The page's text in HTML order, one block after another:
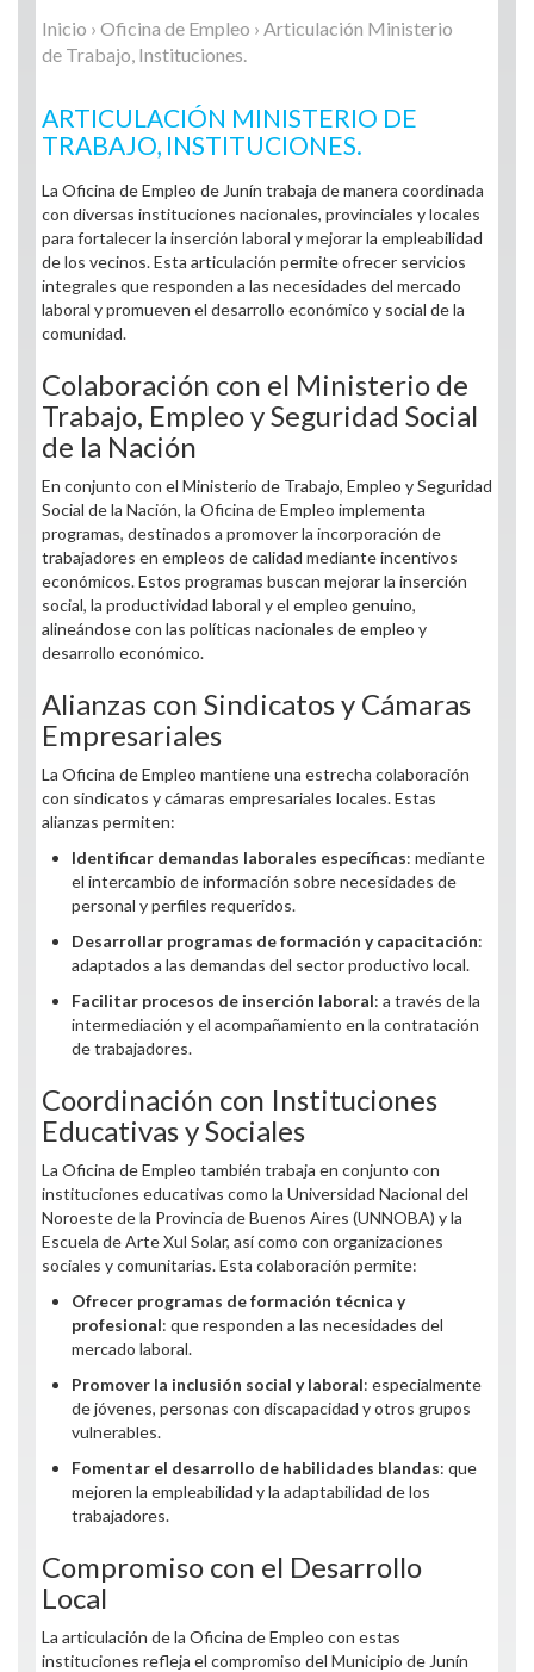
Inicio › Oficina de Empleo › Articulación Ministerio
de Trabajo, Instituciones.
ARTICULACIÓN MINISTERIO DE
TRABAJO, INSTITUCIONES.
La Oficina de Empleo de Junín trabaja de manera coordinada
con diversas instituciones nacionales, provinciales y locales
para fortalecer la inserción laboral y mejorar la empleabilidad
de los vecinos. Esta articulación permite ofrecer servicios
integrales que responden a las necesidades del mercado
laboral y promueven el desarrollo económico y social de la
comunidad.
Colaboración con el Ministerio de
Trabajo, Empleo y Seguridad Social
de la Nación
En conjunto con el Ministerio de Trabajo, Empleo y Seguridad
Social de la Nación, la Oficina de Empleo implementa
programas, destinados a promover la incorporación de
trabajadores en empleos de calidad mediante incentivos
económicos. Estos programas buscan mejorar la inserción
social, la productividad laboral y el empleo genuino,
alineándose con las políticas nacionales de empleo y
desarrollo económico.
Alianzas con Sindicatos y Cámaras
Empresariales
La Oficina de Empleo mantiene una estrecha colaboración
con sindicatos y cámaras empresariales locales. Estas
alianzas permiten:
Identificar demandas laborales específicas: mediante
el intercambio de información sobre necesidades de
personal y perfiles requeridos.
Desarrollar programas de formación y capacitación:
adaptados a las demandas del sector productivo local.
Facilitar procesos de inserción laboral: a través de la
intermediación y el acompañamiento en la contratación
de trabajadores.
Coordinación con Instituciones
Educativas y Sociales
La Oficina de Empleo también trabaja en conjunto con
instituciones educativas como la Universidad Nacional del
Noroeste de la Provincia de Buenos Aires (UNNOBA) y la
Escuela de Arte Xul Solar, así como con organizaciones
sociales y comunitarias. Esta colaboración permite:
Ofrecer programas de formación técnica y
profesional: que responden a las necesidades del
mercado laboral.
Promover la inclusión social y laboral: especialmente
de jóvenes, personas con discapacidad y otros grupos
vulnerables.
Fomentar el desarrollo de habilidades blandas: que
mejoren la empleabilidad y la adaptabilidad de los
trabajadores.
Compromiso con el Desarrollo
Local
La articulación de la Oficina de Empleo con estas
instituciones refleja el compromiso del Municipio de Junín